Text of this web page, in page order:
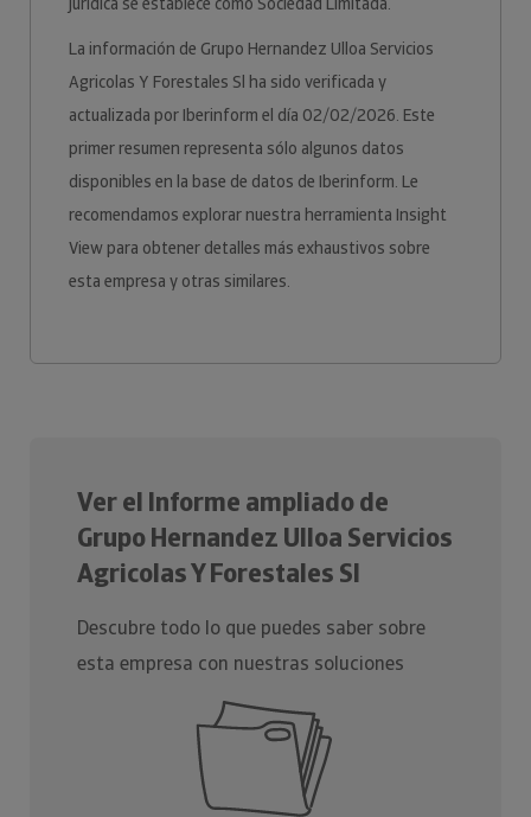
La información de Grupo Hernandez Ulloa Servicios
Agricolas Y Forestales Sl ha sido verificada y
actualizada por Iberinform el día 02/02/2026. Este
primer resumen representa sólo algunos datos
disponibles en la base de datos de Iberinform. Le
recomendamos explorar nuestra herramienta Insight
View para obtener detalles más exhaustivos sobre
esta empresa y otras similares.
Ver el Informe ampliado de
Grupo Hernandez Ulloa Servicios
Agricolas Y Forestales Sl
Descubre todo lo que puedes saber sobre
esta empresa con nuestras soluciones